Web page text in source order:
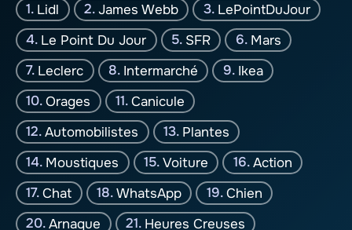
Lidl James Webb
LePointDuJour
Le Point Du Jour
SFR
Mars
Leclerc
Intermarché
Ikea
Orages
Canicule
Automobilistes
Plantes
Moustiques
Voiture
Action
Chat
WhatsApp
Chien
Arnaque
Heures Creuses